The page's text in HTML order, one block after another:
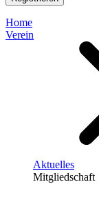
Home
Verein
Aktuelles
Mitgliedschaft